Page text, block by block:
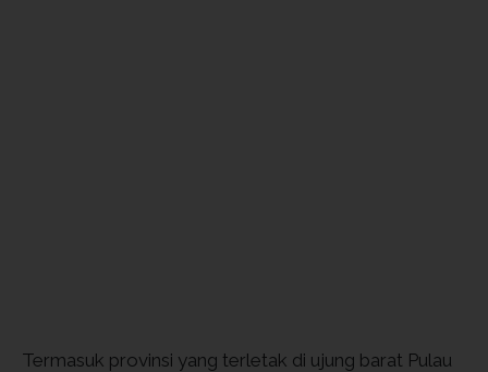
Termasuk provinsi yang terletak di ujung barat Pulau